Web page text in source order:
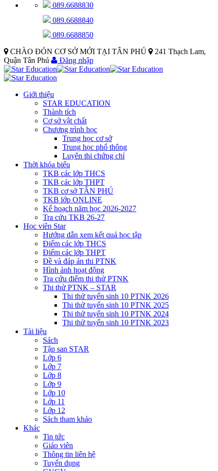
089.6688830
089.6688840
089.6688850
CHÀO ĐÓN CƠ SỞ MỚI TẠI TÂN PHÚ
241 Thạch Lam,
Quận Tân Phú
Đăng nhập
Giới thiệu
STAR EDUCATION
Thành tích
Cơ sở vật chất
Chương trình học
Trung học cơ sở
Trung học phổ thông
Luyên thi chứng chỉ
Thời khóa biểu
TKB các lớp THCS
TKB các lớp THPT
TKB cơ sở TÂN PHÚ
TKB lớp ONLINE
Kế hoạch năm học 2026-2027
Tra cứu TKB 26-27
Học viên Star
Hướng dẫn xem kết quả học tập
Điểm các lớp THCS
Điểm các lớp THPT
Đề và đáp án thi PTNK
Hình ảnh hoạt động
Tra cứu điểm thi thử PTNK
Thi thử PTNK – STAR
Thi thử tuyển sinh 10 PTNK 2026
Thi thử tuyển sinh 10 PTNK 2025
Thi thử tuyển sinh 10 PTNK 2024
Thi thử tuyển sinh 10 PTNK 2023
Tài liệu
Sách
Tập san STAR
Lớp 6
Lớp 7
Lớp 8
Lớp 9
Lớp 10
Lớp 11
Lớp 12
Sách tham khảo
Khác
Tin tức
Giáo viên
Thông tin liên hệ
Tuyển dụng